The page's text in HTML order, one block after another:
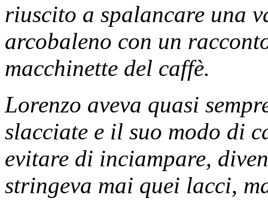
riuscito a spalancare una
arcobaleno con un
macchinette del caffè.
Lorenzo aveva quasi
slacciate e il suo modo di
evitare di inciampare,
stringeva mai quei lacci,